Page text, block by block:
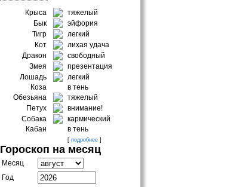
Крыса
тяжелый
Бык
эйфория
Тигр
легкий
Кот
лихая удача
Дракон
свободный
Змея
презентация
Лошадь
легкий
Коза
в тень
Обезьяна
тяжелый
Петух
внимание!
Собака
кармический
Кабан
в тень
[ подробнее ]
Гороскоп на месяц
Месяц
Год